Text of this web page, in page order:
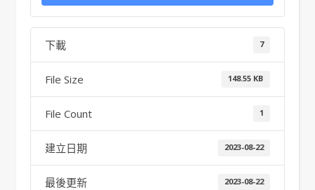
下載 7
File Size 148.55 KB
File Count 1
建立日期 2023-08-22
最後更新 2023-08-22